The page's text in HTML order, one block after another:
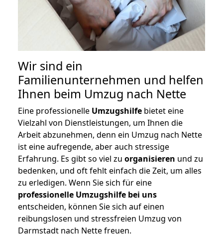
Wir sind ein
Familienunternehmen und helfen
Ihnen beim Umzug nach Nette
Eine professionelle Umzugshilfe bietet eine
Vielzahl von Dienstleistungen, um Ihnen die
Arbeit abzunehmen, denn ein Umzug nach Nette
ist eine aufregende, aber auch stressige
Erfahrung. Es gibt so viel zu organisieren und zu
bedenken, und oft fehlt einfach die Zeit, um alles
zu erledigen. Wenn Sie sich für eine
professionelle Umzugshilfe bei uns
entscheiden, können Sie sich auf einen
reibungslosen und stressfreien Umzug von
Darmstadt nach Nette freuen.